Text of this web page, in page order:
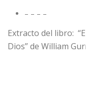
– – – –
Extracto del libro:
Dios” de William